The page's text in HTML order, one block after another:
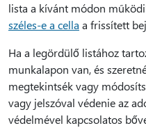
lista a kívánt módon
széles-e a cella a frissített
Ha a legördülő listához
munkalapon van, és
megtekintsék vagy
vagy jelszóval védenie az
védelmével kapcsolatos